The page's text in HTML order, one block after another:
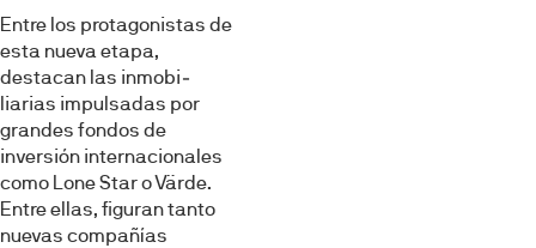
Entre los protagonistas de
esta nueva etapa,
destacan las inmobi­
liarias impulsadas por
grandes fon­dos de
inversión internacionales
como Lone Star o Värde.
Entre ellas, figuran tanto
nuevas compa­ñías